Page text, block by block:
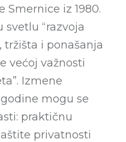
Smernice iz 1980.
“razvoja
i ponašanja
većoj važnosti
Izmene
mogu se
praktičnu
privatnosti